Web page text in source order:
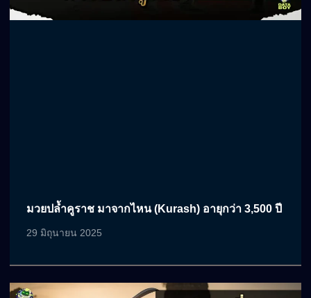
มวยปล้ำคูราช มาจากไหน (Kurash) อายุกว่า 3,500 ปี
29 มิถุนายน 2025